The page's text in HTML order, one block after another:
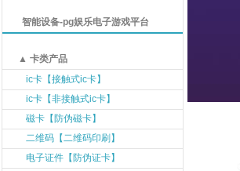
智能设备-pg娱乐电子游戏平台
▲ 卡类产品
ic卡【接触式ic卡】
ic卡【非接触式ic卡】
磁卡【防伪磁卡】
二维码【二维码印刷】
电子证件【防伪证卡】